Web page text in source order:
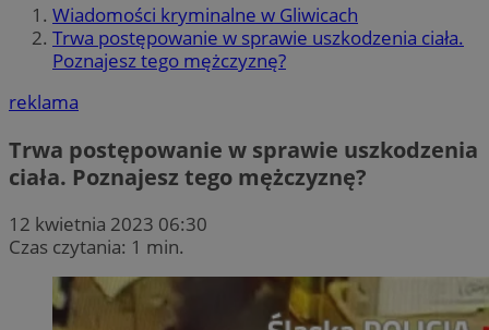
Wiadomości kryminalne w Gliwicach
Trwa postępowanie w sprawie uszkodzenia ciała.
Poznajesz tego mężczyznę?
reklama
Trwa postępowanie w sprawie uszkodzenia
ciała. Poznajesz tego mężczyznę?
12 kwietnia 2023 06:30
Czas czytania: 1 min.